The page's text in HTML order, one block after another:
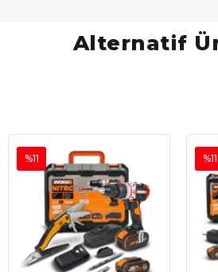
Alternatif
%11 %11